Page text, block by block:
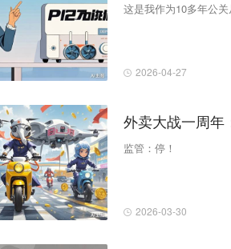
这是我作为10多年公关
2026-04-27
外卖大战一周年
监管：停！
2026-03-30